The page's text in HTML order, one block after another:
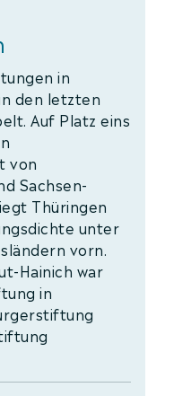
in
den letzten
Auf Platz eins
von
Sachsen-
Thüringen
unter
vorn.
Hainich war
in